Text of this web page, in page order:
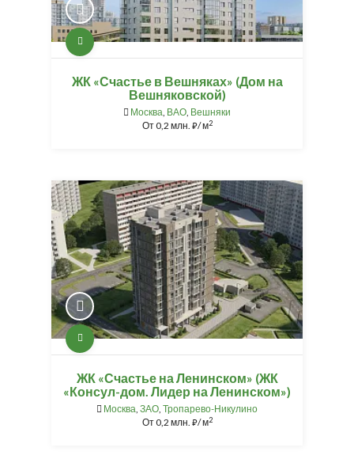
ЖК «Счастье в Вешняках» (Дом на
Вешняковской)
Москва, ВАО, Вешняки
От0,2 млн. ⃏/ м2
ЖК «Счастье на Ленинском» (ЖК
«Консул-дом. Лидер на Ленинском»)
Москва, ЗАО, Тропарево-Никулино
От0,2 млн. ⃏/ м2